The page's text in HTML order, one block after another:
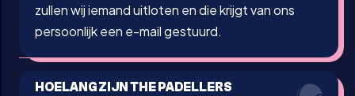
zullen wij iemand uitloten en die krijgt van ons
persoonlijk een e-mail gestuurd.
HOELANG ZIJN THE PADELLERS